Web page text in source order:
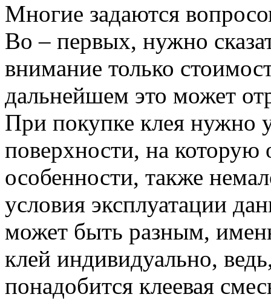
Многие задаются
Во – первых, нужно
внимание только
дальнейшем это может
При покупке клея нужно
поверхности, на которую
особенности, также
условия эксплуатации
может быть разным,
клей индивидуально,
понадобится клеевая